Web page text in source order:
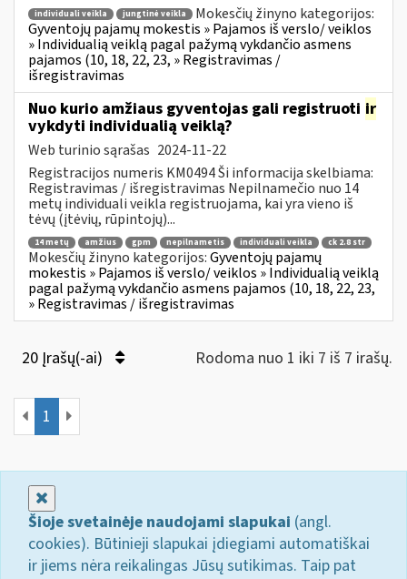
individuali veikla jungtinė veikla
Mokesčių žinyno kategorijos:
Gyventojų pajamų mokestis » Pajamos iš verslo/ veiklos
» Individualią veiklą pagal pažymą vykdančio asmens
pajamos (10, 18, 22, 23, » Registravimas /
išregistravimas
Nuo kurio amžiaus gyventojas gali registruoti ir
vykdyti individualią veiklą?
Web turinio sąrašas 2024-11-22
Registracijos numeris KM0494 Ši informacija skelbiama:
Registravimas / išregistravimas Nepilnamečio nuo 14
metų individuali veikla registruojama, kai yra vieno iš
tėvų (įtėvių, rūpintojų)...
14 metų amžius gpm nepilnametis individuali veikla ck 2.8 str
Mokesčių žinyno kategorijos:Gyventojų pajamų
mokestis » Pajamos iš verslo/ veiklos » Individualią veiklą
pagal pažymą vykdančio asmens pajamos (10, 18, 22, 23,
» Registravimas / išregistravimas
20 Įrašų(-ai) Rodoma nuo 1 iki 7 iš 7 irašų.
1
Šioje svetainėje naudojami slapukai (angl.
cookies). Būtinieji slapukai įdiegiami automatiškai
ir jiems nėra reikalingas Jūsų sutikimas. Taip pat